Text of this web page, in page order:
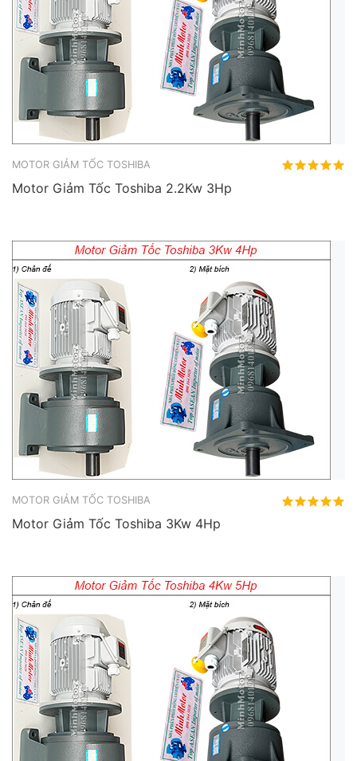
MOTOR GIẢM TỐC TOSHIBA
Motor Giảm Tốc Toshiba 2.2Kw 3Hp
MOTOR GIẢM TỐC TOSHIBA
Motor Giảm Tốc Toshiba 3Kw 4Hp